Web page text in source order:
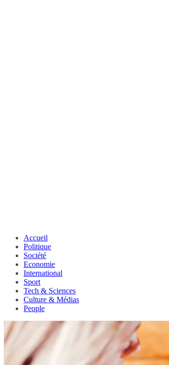
Accueil
Politique
Société
Economie
International
Sport
Tech & Sciences
Culture & Médias
People